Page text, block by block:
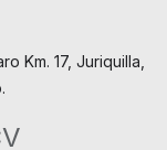
Km. 17, Juriquilla,